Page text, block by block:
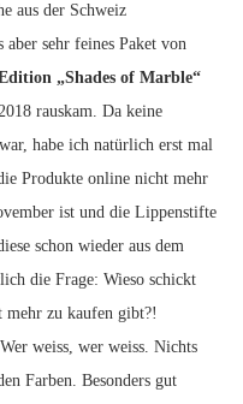
aus der Schweiz
sehr feines Paket von
„Shades of Marble“
rauskam. Da keine
habe ich natürlich erst mal
Produkte online nicht mehr
ist und die Lippenstifte
schon wieder aus dem
die Frage: Wieso schickt
zu kaufen gibt?!
weiss, wer weiss. Nichts
Farben. Besonders gut